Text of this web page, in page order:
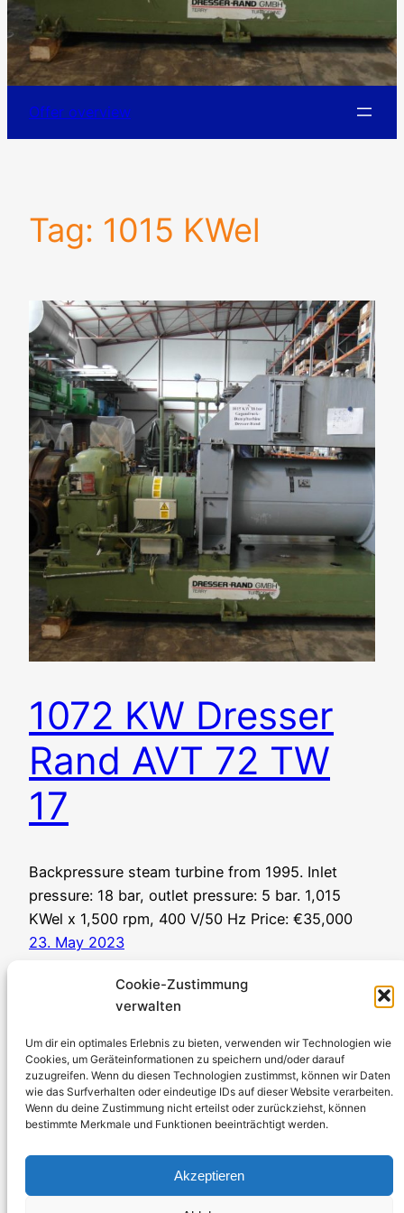
Cookie-Zustimmung
verwalten
Um dir ein optimales Erlebnis zu bieten, verwenden wir Technologien wie
Cookies, um Geräteinformationen zu speichern und/oder darauf
zuzugreifen. Wenn du diesen Technologien zustimmst, können wir Daten
wie das Surfverhalten oder eindeutige IDs auf dieser Website verarbeiten.
Wenn du deine Zustimmung nicht erteilst oder zurückziehst, können
bestimmte Merkmale und Funktionen beeinträchtigt werden.
Akzeptieren
Offer overview
Tag: 1015 KWel
1072 KW Dresser
Rand AVT 72 TW
17
Backpressure steam turbine from 1995. Inlet
pressure: 18 bar, outlet pressure: 5 bar. 1,015
KWel x 1,500 rpm, 400 V/50 Hz Price: €35,000
23. May 2023
Stromerzeuger-Discount.de
Kürtener Straße 13, D-51465 Bergisch Gladbach
Sales Representative: Michael Jochmann